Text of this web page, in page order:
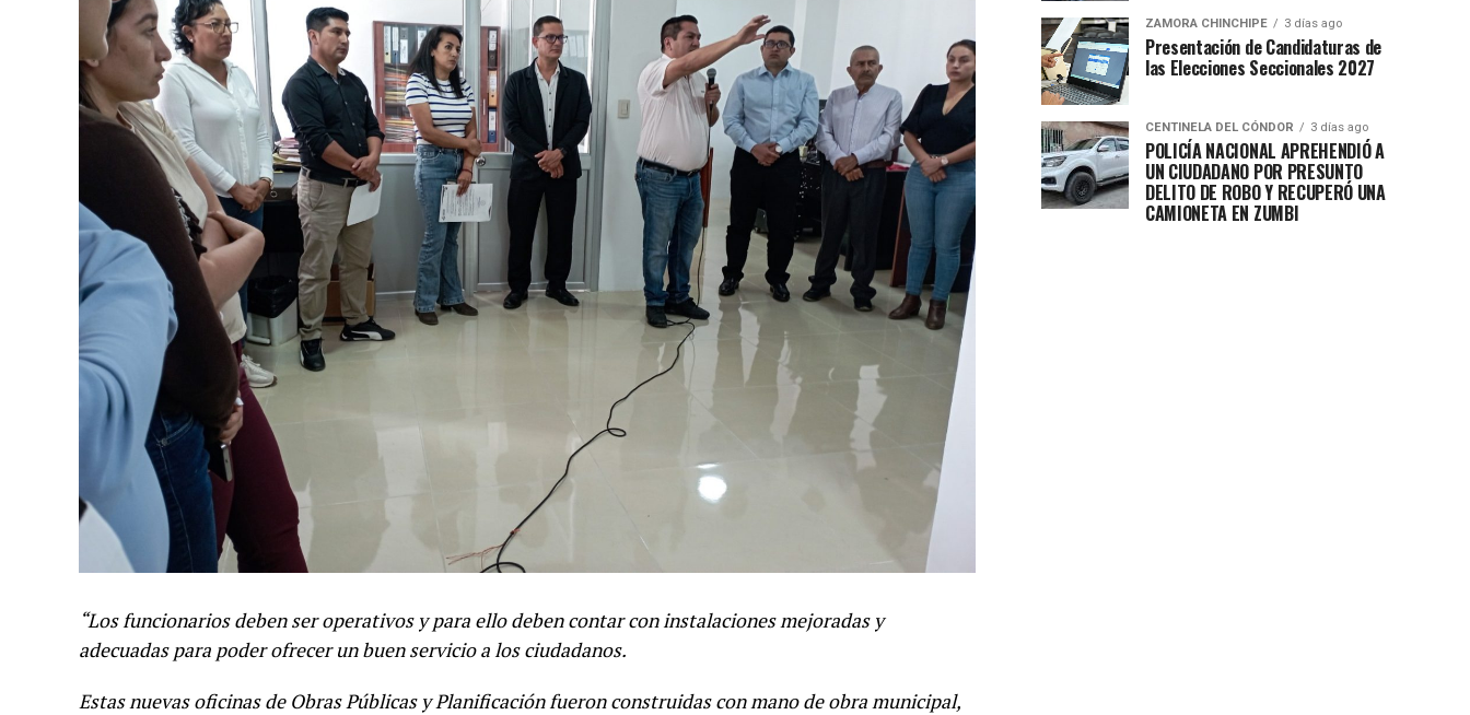
“Los funcionarios deben ser operativos y para ello deben contar con instalaciones mejoradas y
adecuadas para poder ofrecer un buen servicio a los ciudadanos.
Estas nuevas oficinas de Obras Públicas y Planificación fueron construidas con mano de obra municipal,
ZAMORA CHINCHIPE 3 días ago
Presentación de Candidaturas de
las Elecciones Seccionales 2027
CENTINELA DEL CÓNDOR 3 días ago
POLICÍA NACIONAL APREHENDIÓ A
UN CIUDADANO POR PRESUNTO
DELITO DE ROBO Y RECUPERÓ UNA
CAMIONETA EN ZUMBI